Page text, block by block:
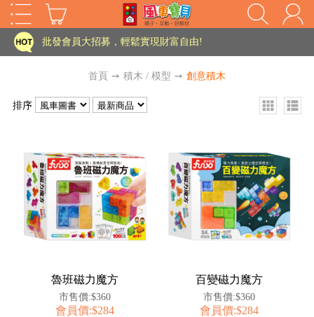
HOT
家長樂了!「風車書版集團暨FOOD超人企業總部」目前正興建中!
批發會員大招募，輕鬆實現財富自由!
老師您好!!幼教會員火熱招募中~
家長樂了!「風車書版集團暨FOOD超人企業總部」目前正興建中!
批發會員大招募，輕鬆實現財富自由!
如需更改或重開發票 需在訂單成立三天內通知客服 寄回發票需附上回郵郵票
老師您好!!幼教會員火熱招募中~
首頁 ➙ 積木 / 模型 ➙ 創意積木
排序
魯班磁力魔方
市售價:$360
會員價:$284
百變磁力魔方
市售價:$360
會員價:$284